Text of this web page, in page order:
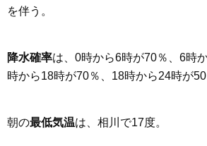
を伴う。
降水確率は、0時から6時が70％、6時
時から18時が70％、18時から24時が50
朝の最低気温は、相川で17度。